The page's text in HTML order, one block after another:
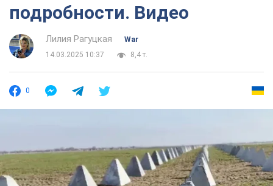
подробности. Видео
Лилия Рагуцкая
War
14.03.2025 10:37
8,4 т.
0